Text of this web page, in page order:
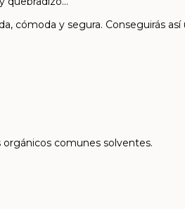
cómoda y segura. Conseguirás
comunes solventes.